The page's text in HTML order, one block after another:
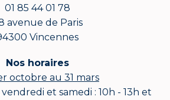
01 85 44 01 78
avenue de Paris
Vincennes
Nos horaires
octobre au 31 mars
et samedi : 10h - 13h et